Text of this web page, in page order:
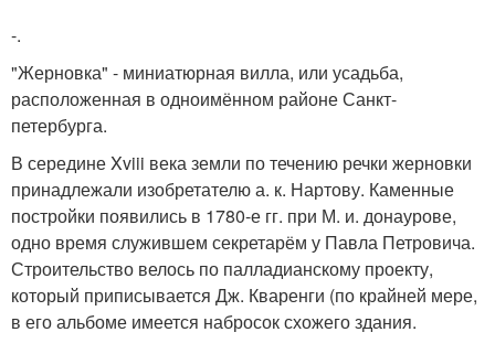
-.
"Жерновка" - миниатюрная вилла, или усадьба,
расположенная в одноимённом районе Санкт-
петербурга.
В середине Xviii века земли по течению речки жерновки
принадлежали изобретателю а. к. Нартову. Каменные
постройки появились в 1780-е гг. при М. и. донаурове,
одно время служившем секретарём у Павла Петровича.
Строительство велось по палладианскому проекту,
который приписывается Дж. Кваренги (по крайней мере,
в его альбоме имеется набросок схожего здания.